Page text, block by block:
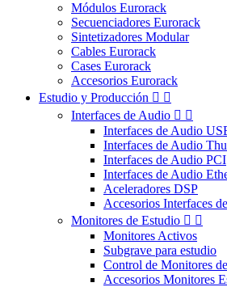
Módulos Eurorack
Secuenciadores Eurorack
Sintetizadores Modular
Cables Eurorack
Cases Eurorack
Accesorios Eurorack
Estudio y Producción  
Interfaces de Audio  
Interfaces de Audio
Interfaces de Audio
Interfaces de Audio PCI
Interfaces de Audio
Aceleradores DSP
Accesorios Interfaces
Monitores de Estudio  
Monitores Activos
Subgrave para estudio
Control de Monitores
Accesorios Monitores